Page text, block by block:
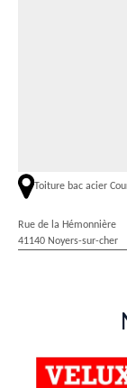
Toiture bac acier
Rue de la Hémonnière
41140 Noyers-sur-cher